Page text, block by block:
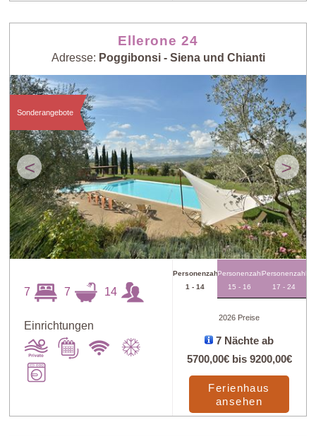
Ellerone 24
Adresse: Poggibonsi - Siena und Chianti
< >
Sonderangebote
7 7 14
Einrichtungen
Personenzahl
1 - 14
Personenzahl
15 - 16
Personenzahl
17 - 24
2026 Preise
7 Nächte ab
5700,00€bis 9200,00€
Ferienhaus
ansehen